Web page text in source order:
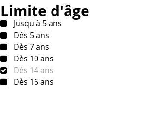
Limite d'âge
Jusqu'à 5 ans
Dès 5 ans
Dès 7 ans
Dès 10 ans
Dès 14 ans
Dès 16 ans